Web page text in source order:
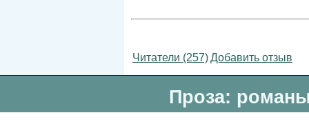
Читатели (257)Добавить отзыв
Проза: